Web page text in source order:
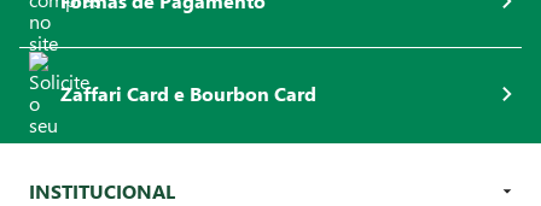
Zaffari Card e Bourbon Card
INSTITUCIONAL